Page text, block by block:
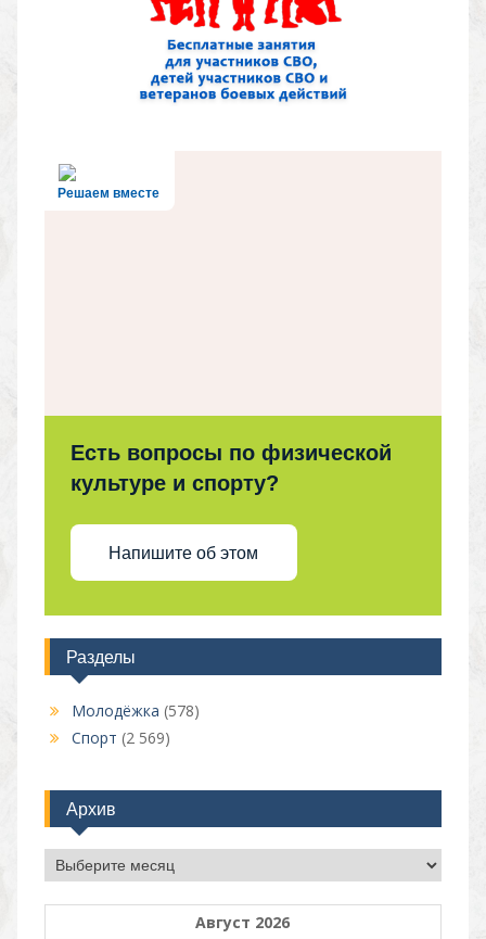
Решаем вместе
Есть вопросы по физической
культуре и спорту?
Напишите об этом
Разделы
Молодёжка (578)
Спорт (2 569)
Архив
Архив
Август 2026